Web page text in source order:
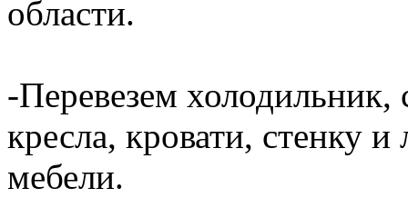
области.
-Перевезем
кресла, кровати, стенку
мебели.